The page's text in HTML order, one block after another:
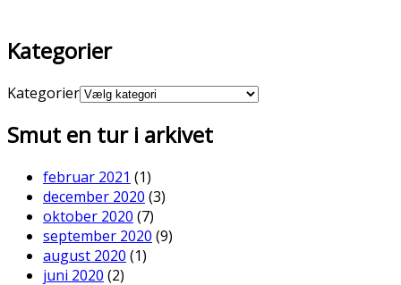
Kategorier
Kategorier
Smut en tur i arkivet
februar 2021 (1)
december 2020 (3)
oktober 2020 (7)
september 2020 (9)
august 2020 (1)
juni 2020 (2)